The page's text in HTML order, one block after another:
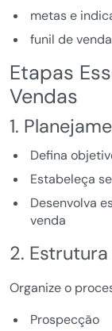
metas e
funil de
Etapas
Vendas
1.
Defina
Estabeleça
Desenvolva
venda
2.
Organize o
Prospecção